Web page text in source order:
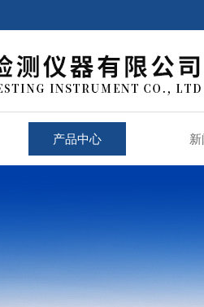
产品中心